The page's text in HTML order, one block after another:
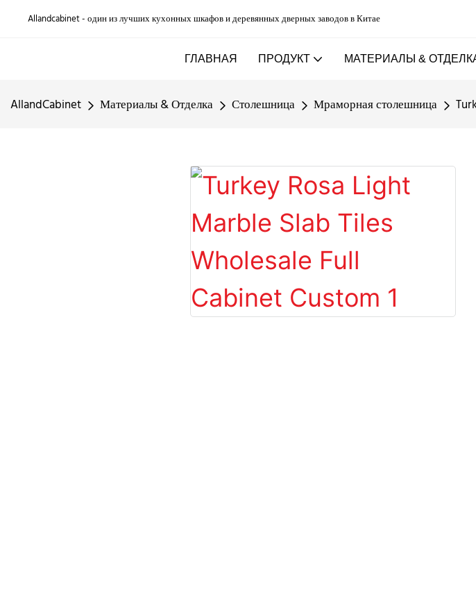
Allandcabinet - один из лучших кухонных шкафов и деревянных дверных заводов в Китае
ГЛАВНАЯ ПРОДУКТ МАТЕРИАЛЫ &
AllandCabinet Материалы & Отделка Столешница Мраморная столешница